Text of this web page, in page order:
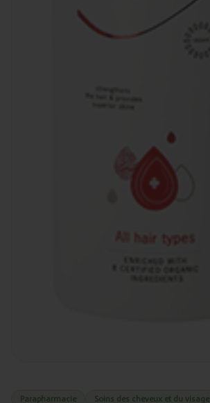
Parapharmacie Soins des cheveux et du visage